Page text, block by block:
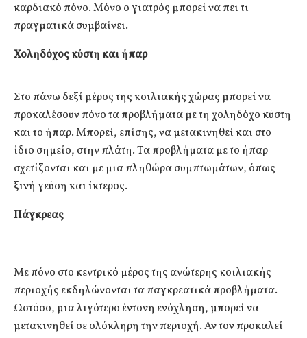
καρδιακό πόνο. Μόνο ο γιατρός μπορεί να πει τι
πραγματικά συμβαίνει.
Χοληδόχος κύστη και ήπαρ
Στο πάνω δεξί μέρος της κοιλιακής χώρας μπορεί να
προκαλέσουν πόνο τα προβλήματα με τη χοληδόχο κύστη
και το ήπαρ. Μπορεί, επίσης, να μετακινηθεί και στο
ίδιο σημείο, στην πλάτη. Τα προβλήματα με το ήπαρ
σχετίζονται και με μια πληθώρα συμπτωμάτων, όπως
ξινή γεύση και ίκτερος.
Πάγκρεας
Με πόνο στο κεντρικό μέρος της ανώτερης κοιλιακής
περιοχής εκδηλώνονται τα παγκρεατικά προβλήματα.
Ωστόσο, μια λιγότερο έντονη ενόχληση, μπορεί να
μετακινηθεί σε ολόκληρη την περιοχή. Αν τον προκαλεί